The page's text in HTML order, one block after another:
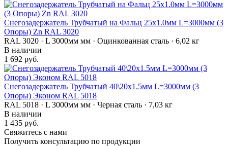
Снегозадержатель Трубчатый на Фальц 25х1.0мм L=3000мм (3
Опоры) Zn RAL 3020
RAL 3020 · L 3000мм мм · Оцинкованная сталь · 6,02 кг
В наличии
1 692 руб.
Снегозадержатель Трубчатый 40\20х1.5мм L=3000мм (3
Опоры) Эконом RAL 5018
RAL 5018 · L 3000мм мм · Черная сталь · 7,03 кг
В наличии
1 435 руб.
Свяжитесь с нами
Получить консультацию по продукции